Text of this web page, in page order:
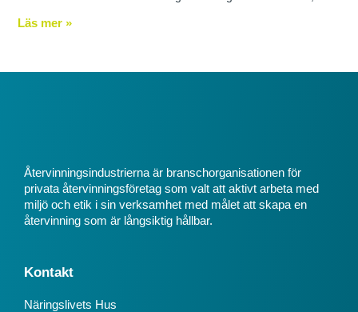
Läs mer »
Återvinningsindustrierna är branschorganisationen för
privata återvinningsföretag som valt att aktivt arbeta med
miljö och etik i sin verksamhet med målet att skapa en
återvinning som är långsiktig hållbar.
Kontakt
Näringslivets Hus